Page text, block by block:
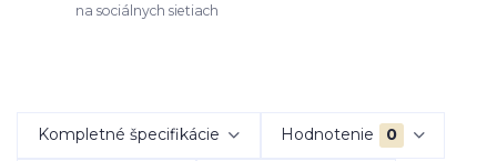
na sociálnych sietiach
Kompletné špecifikácie Hodnotenie 0